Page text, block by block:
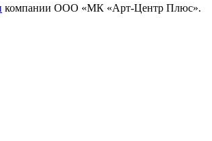
компании ООО «МК «Арт-Центр Плюс».